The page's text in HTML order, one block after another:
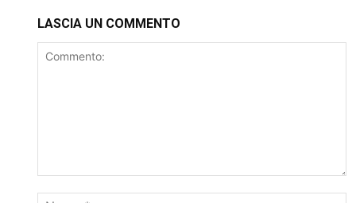
LASCIA UN COMMENTO